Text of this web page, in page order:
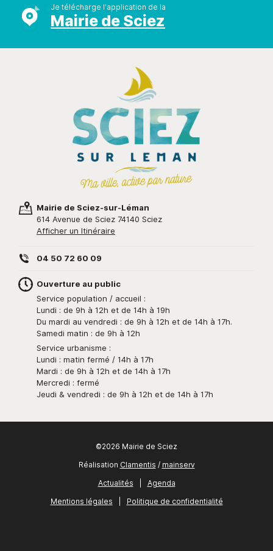
Je télécharge l'application de la
Mairie de Sciez
Mairie de Sciez-sur-Léman
614 Avenue de Sciez 74140 Sciez
Afficher un Itinéraire
04 50 72 60 09
Ouverture au public
Service population / accueil :
Lundi : de 9h à 12h et de 14h à 19h
Du mardi au vendredi : de 9h à 12h et de 14h à 17h.
Samedi matin : de 9h à 12h
Service urbanisme :
Lundi : matin fermé / 14h à 17h
Mardi : de 9h à 12h et de 14h à 17h
Mercredi : fermé
Jeudi & vendredi : de 9h à 12h et de 14h à 17h
©2026 Mairie de Sciez
Réalisation Clamentis / mainserv
Actualités
Agenda
Mentions légales
Politique de confidentialité